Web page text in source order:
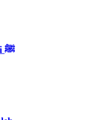
4 Ciri Munafik Sejati dalam Hadis Nabi ﷺ